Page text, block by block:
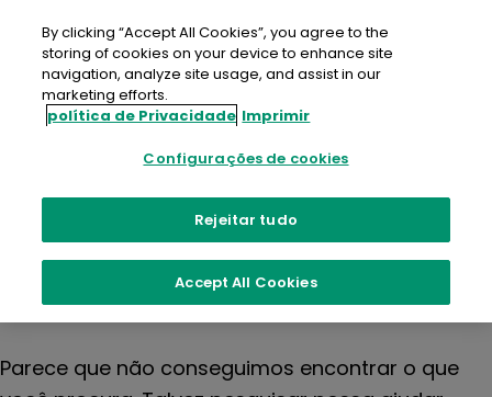
conteúdo
Nada
encontrado
Parece que não conseguimos encontrar o que
By clicking “Accept All Cookies”, you agree to the
storing of cookies on your device to enhance site
navigation, analyze site usage, and assist in our
marketing efforts.
política de Privacidade Imprimir
Configurações de cookies
Rejeitar tudo
Accept All Cookies